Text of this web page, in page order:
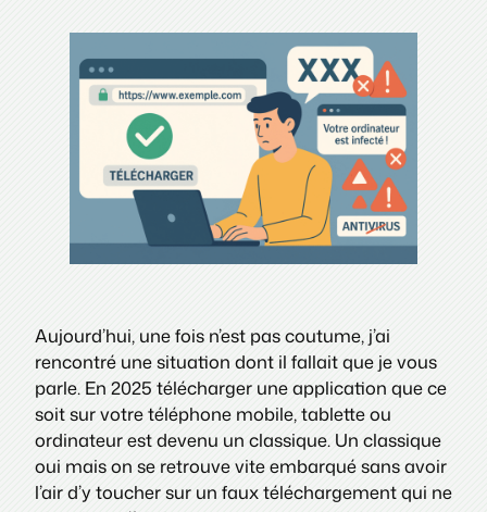
Aujourd’hui, une fois n’est pas coutume, j’ai
rencontré une situation dont il fallait que je vous
parle. En 2025 télécharger une application que ce
soit sur votre téléphone mobile, tablette ou
ordinateur est devenu un classique. Un classique
oui mais on se retrouve vite embarqué sans avoir
l’air d’y toucher sur un faux téléchargement qui ne